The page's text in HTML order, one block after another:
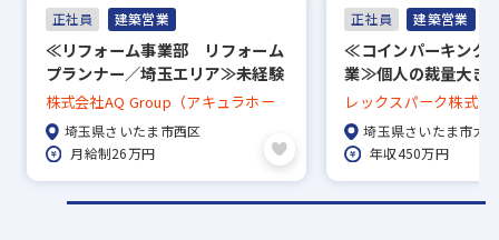
正社員 建築営業
≪リフォーム事業部 リフォーム
プランナー／埼玉エリア≫未経験
大歓迎！／福利厚生充実◎
株式会社AQ Group（アキュラホー
ム）埼玉県さいたま市西区
月給制26万円
正社員 建築営業
≪コインパーキング
業≫個人の裁量大き
／土日休み×年休
450万円～
レックスパーク株式会
埼玉県さいたま市大
年収450万円